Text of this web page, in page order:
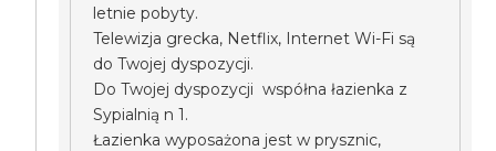
letnie pobyty.
Telewizja grecka, Netflix, Internet Wi-Fi są
do Twojej dyspozycji.
Do Twojej dyspozycji współna łazienka z
Sypialnią n 1.
Łazienka wyposażona jest w prysznic,